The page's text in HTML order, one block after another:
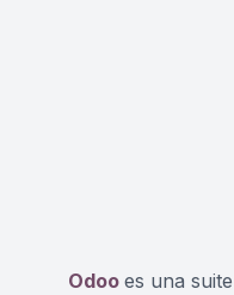
Odoo es una